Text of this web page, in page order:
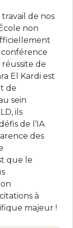
de nos
non
conférence
réussite de
El Kardi est
de
sein
ils
de l’IA
des
que le
à
majeur !